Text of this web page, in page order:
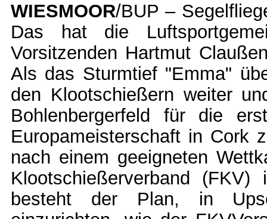
WIESMOOR/BUP –
Das hat die
Vorsitzenden Hartmut
Als das Sturmtief "Emma"
den Klootschießern weiter
Bohlenbergerfeld für die
Europameisterschaft in Cork
nach einem geeigneten
Klootschießerverband
besteht der Plan, in